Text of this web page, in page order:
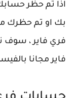
بك او تم حظرك
فري فاير ،
فاير مجانا